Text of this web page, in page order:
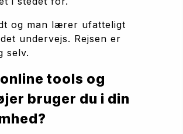
og man lærer ufatteligt
undervejs. Rejsen er
selv.
tools og
bruger du i din